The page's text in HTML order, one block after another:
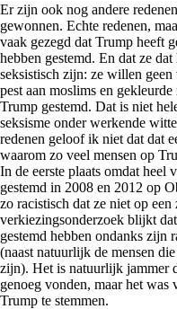
Er zijn ook nog andere
gewonnen. Echte redenen,
vaak gezegd dat Trump heeft
hebben gestemd. En dat ze
seksistisch zijn: ze willen
pest aan moslims en
Trump gestemd. Dat is niet
seksisme onder werkende
redenen geloof ik niet dat dat
waarom zo veel mensen op
In de eerste plaats omdat heel
gestemd in 2008 en 2012 op
zo racistisch dat ze niet op
verkiezingsonderzoek blijkt
gestemd hebben ondanks zijn
(naast natuurlijk de mensen
zijn). Het is natuurlijk jammer
genoeg vonden, maar het
Trump te stemmen.